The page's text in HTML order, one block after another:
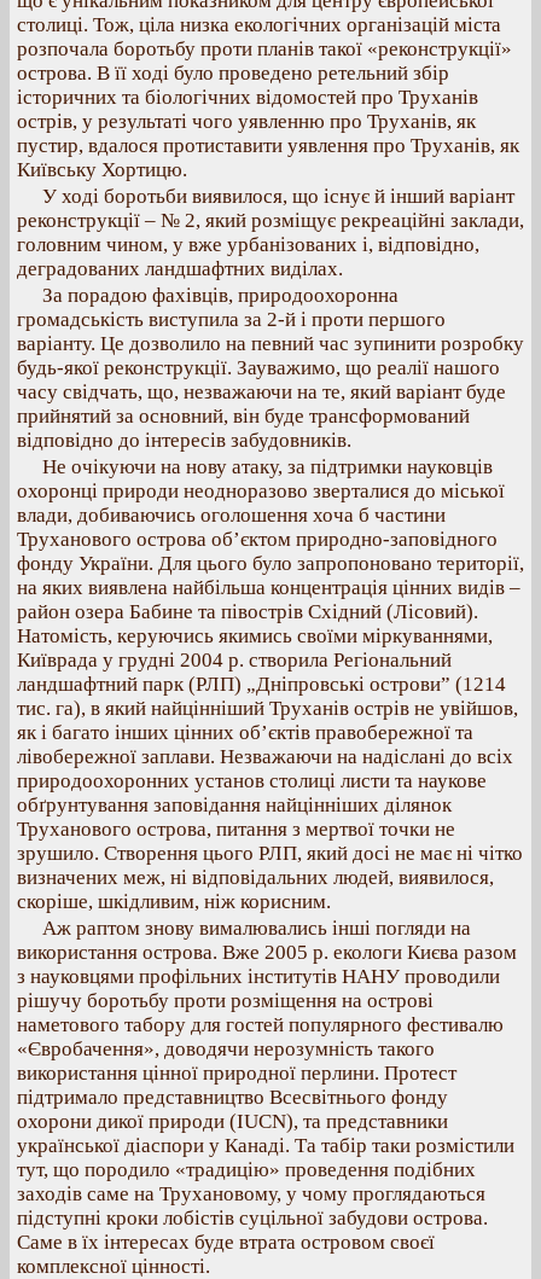
столиці. Тож, ціла низка екологічних організацій міста
розпочала боротьбу проти планів такої «реконструкції»
острова. В її ході було проведено ретельний збір
історичних та біологічних відомостей про Труханів
острів, у результаті чого уявленню про Труханів, як
пустир, вдалося протиставити уявлення про Труханів, як
Київську Хортицю.
У ході боротьби виявилося, що існує й інший варіант
реконструкції – № 2, який розміщує рекреаційні заклади,
головним чином, у вже урбанізованих і, відповідно,
деградованих ландшафтних виділах.
За порадою фахівців, природоохоронна
громадськість виступила за 2-й і проти першого
варіанту. Це дозволило на певний час зупинити розробку
будь-якої реконструкції. Зауважимо, що реалії нашого
часу свідчать, що, незважаючи на те, який варіант буде
прийнятий за основний, він буде трансформований
відповідно до інтересів забудовників.
Не очікуючи на нову атаку, за підтримки науковців
охоронці природи неодноразово зверталися до міської
влади, добиваючись оголошення хоча б частини
Труханового острова об’єктом природно-заповідного
фонду України. Для цього було запропоновано території,
на яких виявлена найбільша концентрація цінних видів –
район озера Бабине та півострів Східний (Лісовий).
Натомість, керуючись якимись своїми міркуваннями,
Київрада у грудні 2004 р. створила Регіональний
ландшафтний парк (РЛП) „Дніпровські острови” (1214
тис. га), в який найцінніший Труханів острів не увійшов,
як і багато інших цінних об’єктів правобережної та
лівобережної заплави. Незважаючи на надіслані до всіх
природоохоронних установ столиці листи та наукове
обґрунтування заповідання найцінніших ділянок
Труханового острова, питання з мертвої точки не
зрушило. Створення цього РЛП, який досі не має ні чітко
визначених меж, ні відповідальних людей, виявилося,
скоріше, шкідливим, ніж корисним.
Аж раптом знову вималювались інші погляди на
використання острова. Вже 2005 р. екологи Києва разом
з науковцями профільних інститутів НАНУ проводили
рішучу боротьбу проти розміщення на острові
наметового табору для гостей популярного фестивалю
«Євробачення», доводячи нерозумність такого
використання цінної природної перлини. Протест
підтримало представництво Всесвітнього фонду
охорони дикої природи (IUCN), та представники
української діаспори у Канаді. Та табір таки розмістили
тут, що породило «традицію» проведення подібних
заходів саме на Трухановому, у чому проглядаються
підступні кроки лобістів суцільної забудови острова.
Саме в їх інтересах буде втрата островом своєї
комплексної цінності.